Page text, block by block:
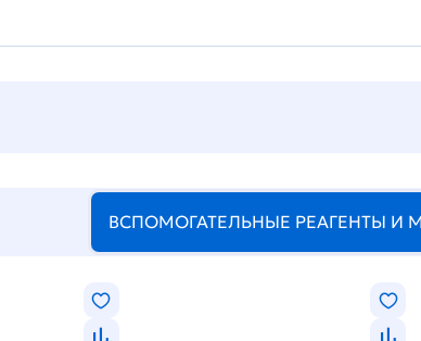
ВСПОМОГАТЕЛЬНЫЕ РЕАГЕНТЫ И